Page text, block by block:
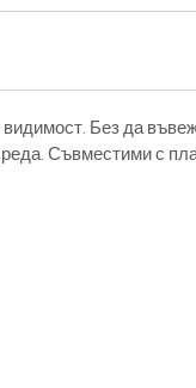
Без да
Съвместими с